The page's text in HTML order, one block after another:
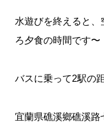
水遊びを終えると
ろ夕食の時間です〜
バスに乗って2駅の
宜蘭県礁溪鄉礁溪路